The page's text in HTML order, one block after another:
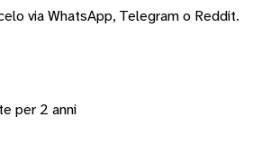
via WhatsApp, Telegram o Reddit.
per 2 anni